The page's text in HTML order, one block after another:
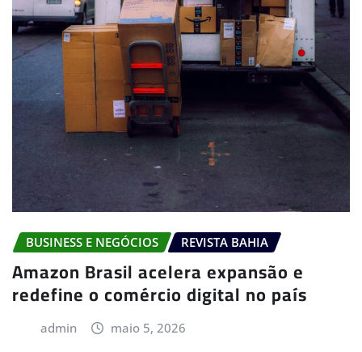
BUSINESS E NEGÓCIOS REVISTA BAHIA
Amazon Brasil acelera expansão e
redefine o comércio digital no país
admin maio 5, 2026